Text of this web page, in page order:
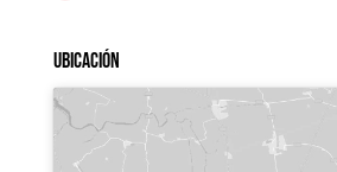
Ubicación